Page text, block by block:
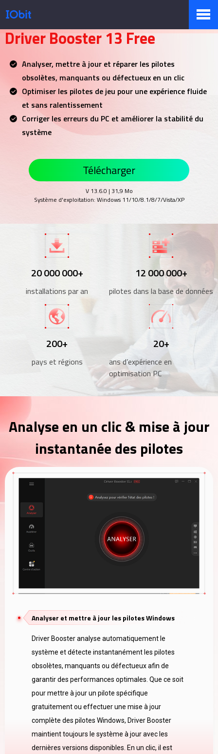
Produits
Boutique
Centre de presse
Support
Le logiciel n°1 de mise à jour des pilotes
Driver Booster 13 Free
Analyser, mettre à jour et réparer les pilotes
obsolètes, manquants ou défectueux en un clic
Optimiser les pilotes de jeu pour une expérience fluide
et sans ralentissement
Corriger les erreurs du PC et améliorer la stabilité du
système
Télécharger
V 13.6.0 | 31,9 Mo
Système d'exploitation: Windows 11/10/8.1/8/7/Vista/XP
20 000 000+
installations par an
12 000 000+
pilotes dans la base de données
200+
pays et régions
20+
ans d’expérience en
optimisation PC
Analyse en un clic & mise à jour
instantanée des pilotes
Analyser et mettre à jour les pilotes Windows
Driver Booster analyse automatiquement le
système et détecte instantanément les pilotes
obsolètes, manquants ou défectueux afin de
garantir des performances optimales. Que ce soit
pour mettre à jour un pilote spécifique
gratuitement ou effectuer une mise à jour
complète des pilotes Windows, Driver Booster
maintient toujours le système à jour avec les
dernières versions disponibles. En un clic, il est